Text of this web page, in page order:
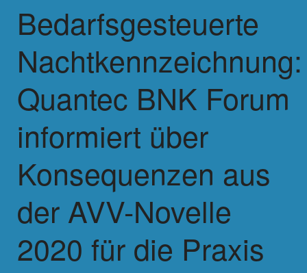
Bedarfsgesteuerte
Nachtkennzeichnung:
Quantec BNK Forum
informiert über
Konsequenzen aus
der AVV-Novelle
2020 für die Praxis